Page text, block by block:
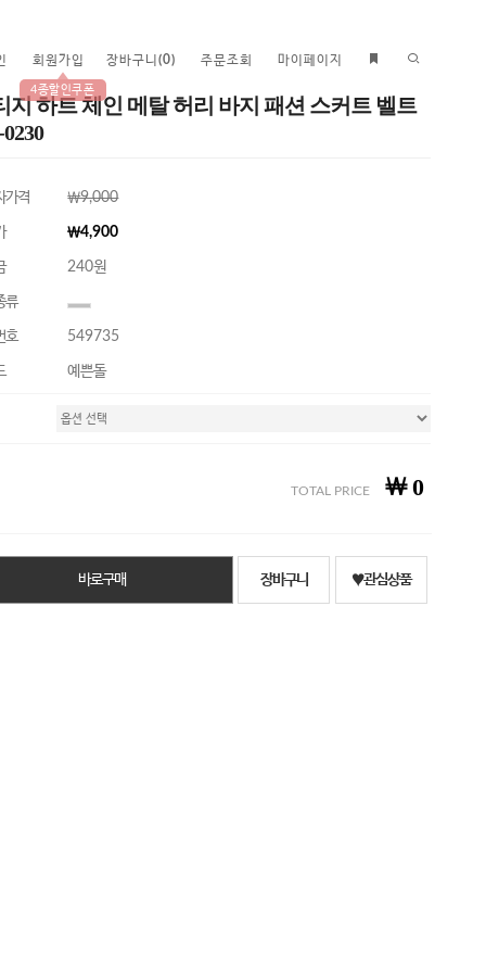
회원가입
4종할인쿠폰
장바구니 (0) 주문조회 마이페이지
지 하트 체인 메탈 허리 바지 패션 스커트 벨트
가격 ￦9,000
￦4,900
240원
류
호 549735
예쁜돌
TOTAL PRICE ￦0
바로구매 장바구니 ♥관심상품